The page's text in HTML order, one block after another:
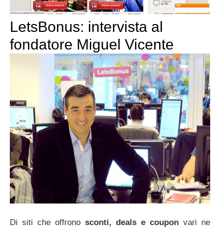
LetsBonus: intervista al
fondatore Miguel Vicente
Di siti che offrono sconti, deals e coupon vari ne